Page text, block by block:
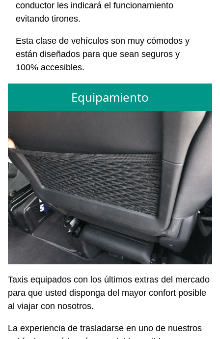
conductor les indicará el funcionamiento
evitando tirones.
Esta clase de vehículos son muy cómodos y
están diseñados para que sean seguros y
100% accesibles.
Equipamiento
Taxis equipados con los últimos extras del mercado
para que usted disponga del mayor confort posible
al viajar con nosotros.
La experiencia de trasladarse en uno de nuestros